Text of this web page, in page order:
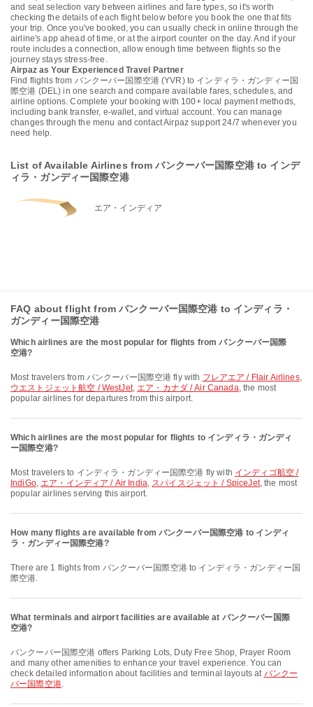
and seat selection vary between airlines and fare types, so it's worth
checking the details of each flight below before you book the one that fits
your trip. Once you've booked, you can usually check in online through the
airline's app ahead of time, or at the airport counter on the day. And if your
route includes a connection, allow enough time between flights so the
journey stays stress-free.
Airpaz as Your Experienced Travel Partner
Find flights from バンクーバー国際空港 (YVR) to インディラ・ガンディー国
際空港 (DEL) in one search and compare available fares, schedules, and
airline options. Complete your booking with 100+ local payment methods,
including bank transfer, e-wallet, and virtual account. You can manage
changes through the menu and contact Airpaz support 24/7 whenever you
need help.
List of Available Airlines from バンクーバー国際空港 to インデ
ィラ・ガンディー国際空港
エア・インディア
FAQ about flight from バンクーバー国際空港 to インディラ・
ガンディー国際空港
Which airlines are the most popular for flights from バンクーバー国際
空港?
Most travelers from バンクーバー国際空港 fly with フレアエア / Flair Airlines,
ウエストジェット航空 / WestJet, エア・カナダ / Air Canada, the most
popular airlines for departures from this airport.
Which airlines are the most popular for flights to インディラ・ガンディ
ー国際空港?
Most travelers to インディラ・ガンディー国際空港 fly with インディゴ航空 /
IndiGo, エア・インディア / Air India, スパイスジェット / SpiceJet, the most
popular airlines serving this airport.
How many flights are available from バンクーバー国際空港 to インディ
ラ・ガンディー国際空港?
There are 1 flights from バンクーバー国際空港 to インディラ・ガンディー国
際空港.
What terminals and airport facilities are available at バンクーバー国際
空港?
バンクーバー国際空港 offers Parking Lots, Duty Free Shop, Prayer Room
and many other amenities to enhance your travel experience. You can
check detailed information about facilities and terminal layouts at バンクー
バー国際空港.